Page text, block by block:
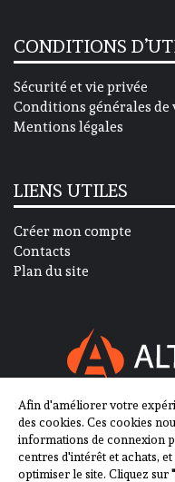
CONDITIONS
Sécurité et vie privée
Conditions générales
Mentions légales
LIENS UTILES
Créer mon compte
Contacts
Plan du site
SUIVEZ-NOUS SUR
Afin d'améliorer votre
des cookies. Ces cookies
informations de connexion
centres d'intérêt et achats,
optimiser le site. Cliquez sur